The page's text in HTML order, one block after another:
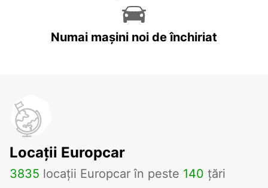
Numai mașini noi de închiriat
Locații Europcar
3835 locații Europcar în peste 140 țări